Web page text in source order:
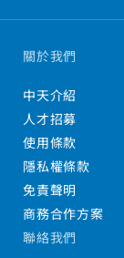
關於我們
中天介紹
人才招募
使用條款
隱私權條款
免責聲明
商務合作方案
聯絡我們